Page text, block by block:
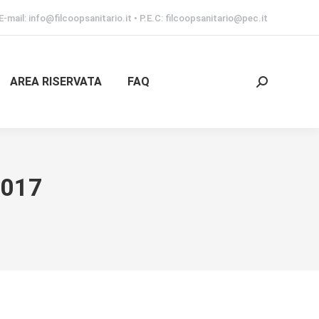
mail: info@filcoopsanitario.it • P.E.C: filcoopsanitario@pec.it
AREA RISERVATA FAQ Cerca: